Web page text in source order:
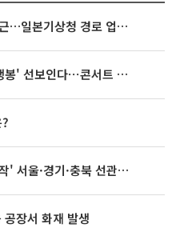
태풍 '돌핀' 오키나와 접근…일본기상청 경로 업데이트
빅뱅, 20주년 기념 '새 뱅봉' 선보인다⋯콘서트 앞두고 팝업 개최
기·충북 선관위 등 추가 압수수색
장서 화재 발생